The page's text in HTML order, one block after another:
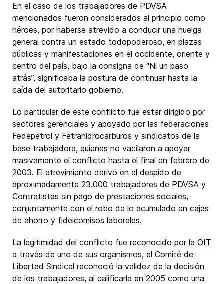
En el caso de los trabajadores de PDVSA
mencionados fueron considerados al principio como
héroes, por haberse atrevido a conducir una huelga
general contra un estado todopoderoso, en plazas
públicas y manifestaciones en el occidente, oriente y
centro del país, bajo la consigna de “Ni un paso
atrás”, significaba la postura de continuar hasta la
caída del autoritario gobierno.
Lo particular de este conflicto fue estar dirigido por
sectores gerenciales y apoyado por las federaciones
Fedepetrol y Fetrahidrocarburos y sindicatos de la
base trabajadora, quienes no vacilaron a apoyar
masivamente el conflicto hasta el final en febrero de
2003. El atrevimiento derivó en el despido de
aproximadamente 23.000 trabajadores de PDVSA y
Contratistas sin pago de prestaciones sociales,
conjuntamente con el robo de lo acumulado en cajas
de ahorro y fideicomisos laborales.
La legitimidad del conflicto fue reconocido por la OIT
a través de uno de sus organismos, el Comité de
Libertad Sindical reconoció la validez de la decisión
de los trabajadores, al calificarla en 2005 como una